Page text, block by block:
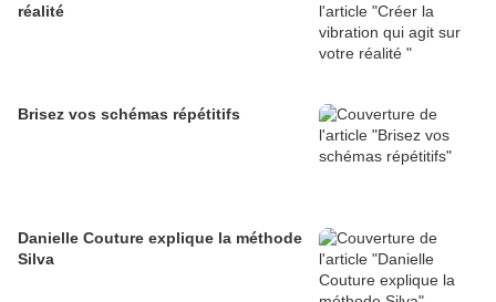
réalité
Brisez vos schémas répétitifs
Danielle Couture explique la méthode
Silva